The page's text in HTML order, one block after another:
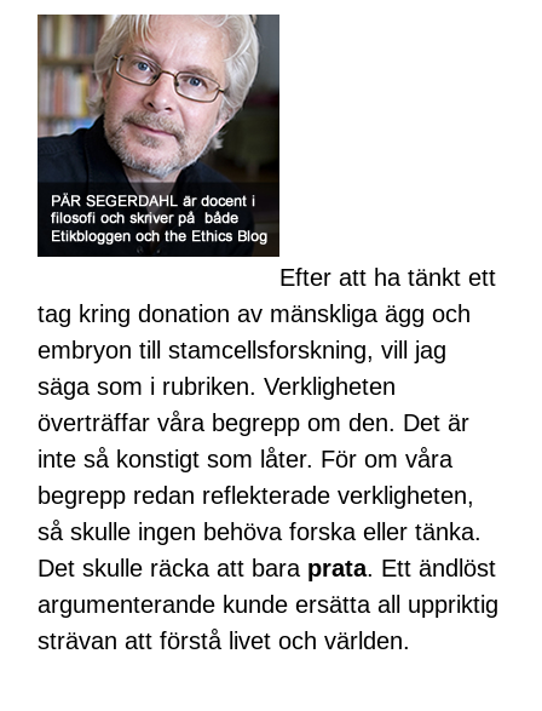
Efter att ha tänkt ett
tag kring donation av mänskliga ägg och
embryon till stamcellsforskning, vill jag
säga som i rubriken. Verkligheten
överträffar våra begrepp om den. Det är
inte så konstigt som låter. För om våra
begrepp redan reflekterade verkligheten,
så skulle ingen behöva forska eller tänka.
Det skulle räcka att bara prata. Ett ändlöst
argumenterande kunde ersätta all uppriktig
strävan att förstå livet och världen.